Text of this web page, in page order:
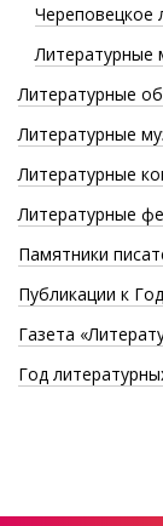
Череповецкое
Литературные
Литературные
Литературные
Литературные
Литературные
Памятники
Публикации к
Газета
Год